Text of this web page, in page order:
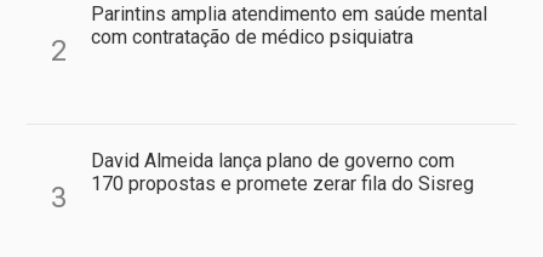
2
Parintins amplia atendimento em saúde mental
com contratação de médico psiquiatra
3
David Almeida lança plano de governo com
170 propostas e promete zerar fila do Sisreg